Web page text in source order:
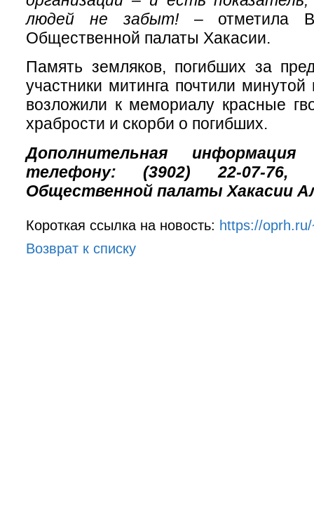
людей не забыт!– отметила
Общественной палаты Хакасии.
Память земляков, погибших за
участники митинга почтили
возложили к мемориалу красные
храбрости и скорби о погибших.
Дополнительная
телефону: (3902) 22-07-76,
Общественной палаты Хакасии
Короткая ссылка на новость: https://
Возврат к списку